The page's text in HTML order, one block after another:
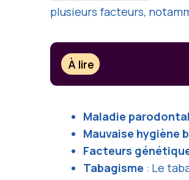
plusieurs facteurs,
À lire
Maladie
Mauvaise hygiène
Facteurs
Tabagisme : Le